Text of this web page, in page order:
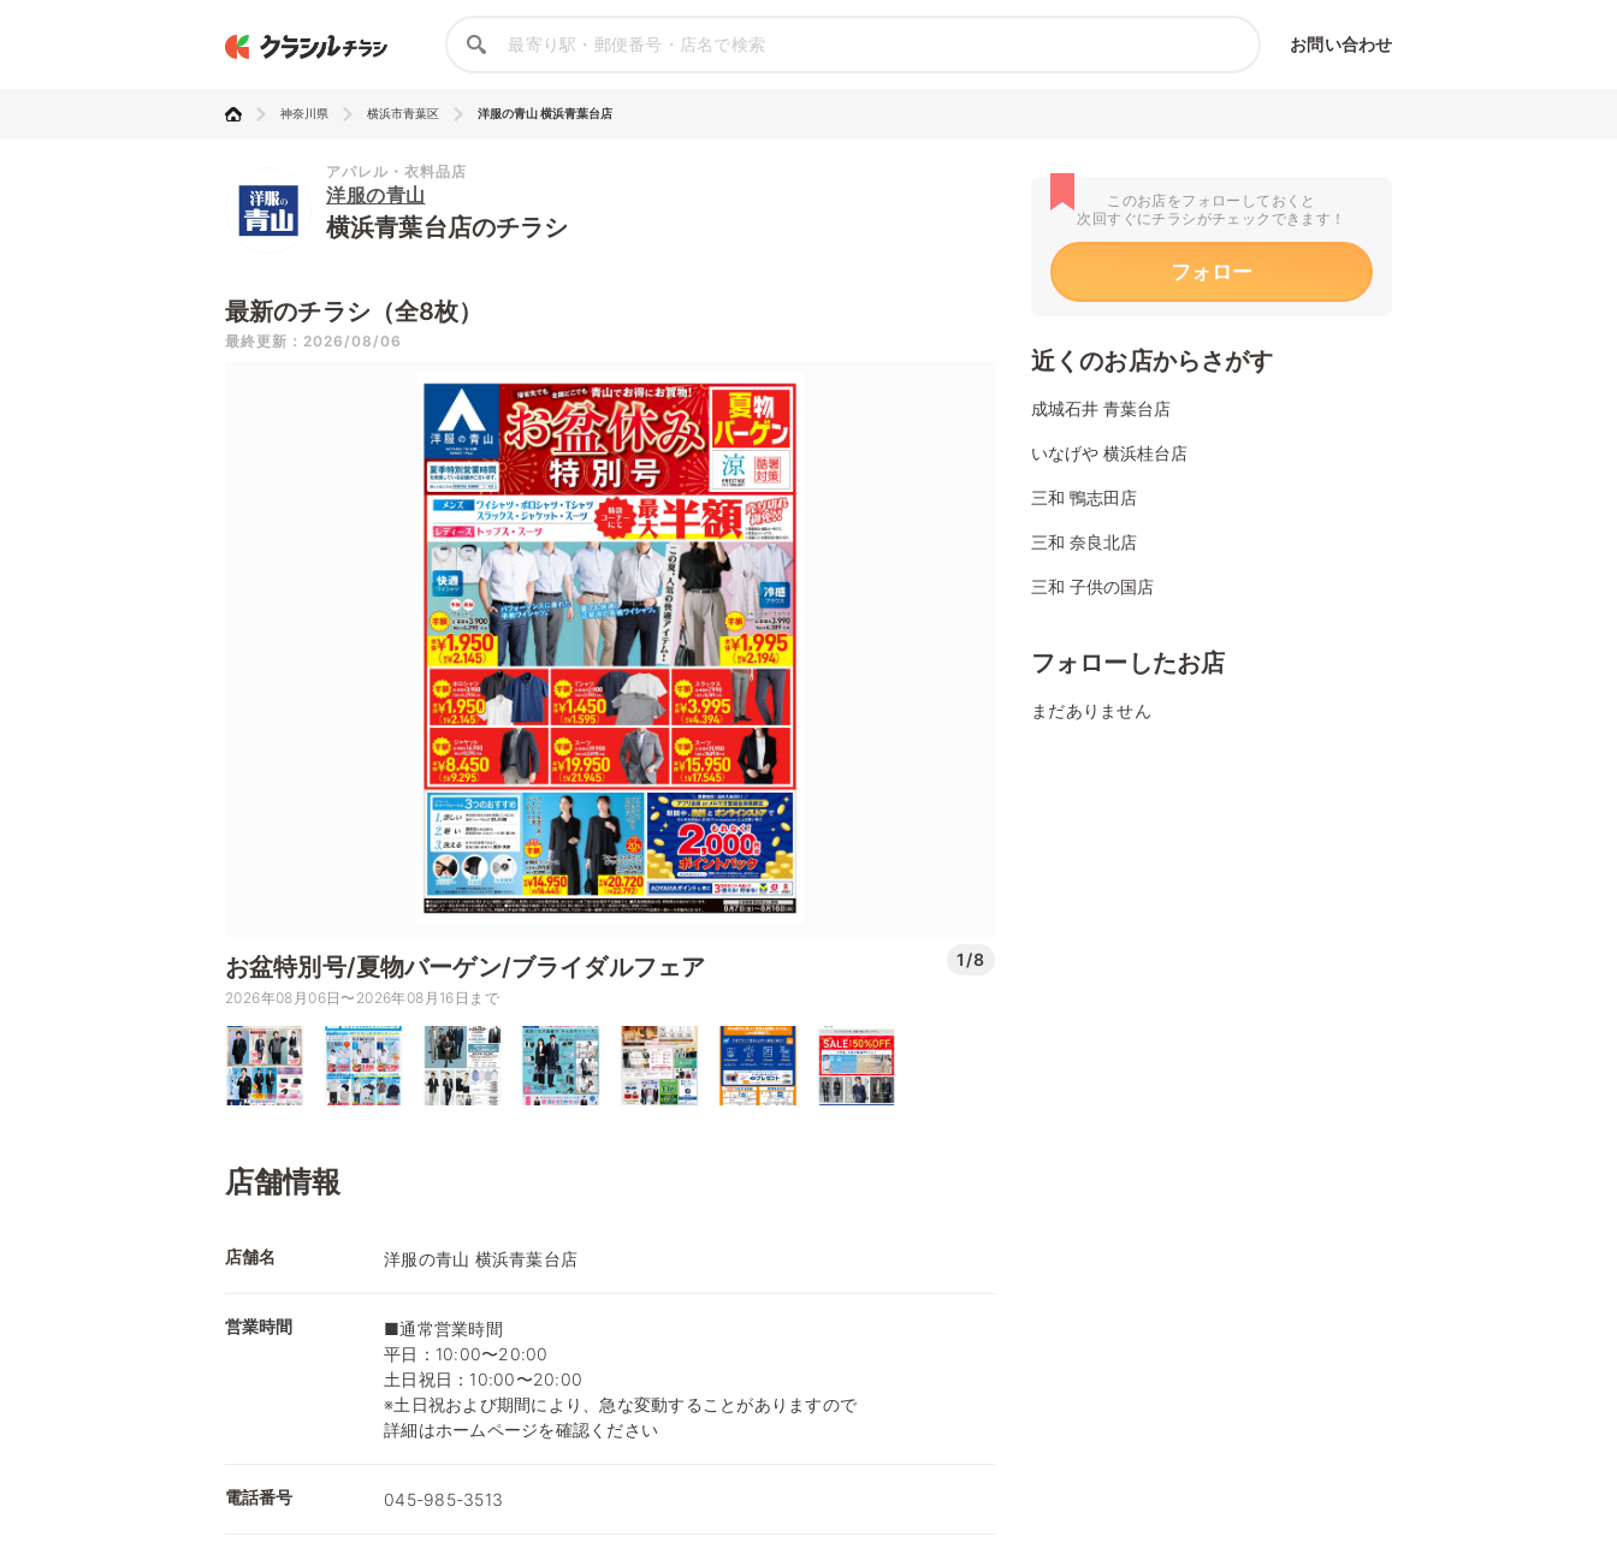
お問い合わせ
神奈川県 横浜市青葉区 洋服の青山 横浜青葉台店
アパレル・衣料品店
洋服の青山
横浜青葉台店のチラシ
最新のチラシ（全8枚）
最終更新：2026/08/06
お盆特別号/夏物バーゲン/ブライダルフェア 1/8
2026年08月06日〜2026年08月16日まで
店舗情報
店舗名 洋服の青山 横浜青葉台店
営業時間
■通常営業時間
平日：10:00〜20:00
土日祝日：10:00〜20:00
※土日祝および期間により、急な変動することがありますので
詳細はホームページを確認ください
電話番号 045-985-3513
このお店をフォローしておくと
次回すぐにチラシがチェックできます！
フォロー
近くのお店からさがす
成城石井 青葉台店
いなげや 横浜桂台店
三和 鴨志田店
三和 奈良北店
三和 子供の国店
フォローしたお店
まだありません